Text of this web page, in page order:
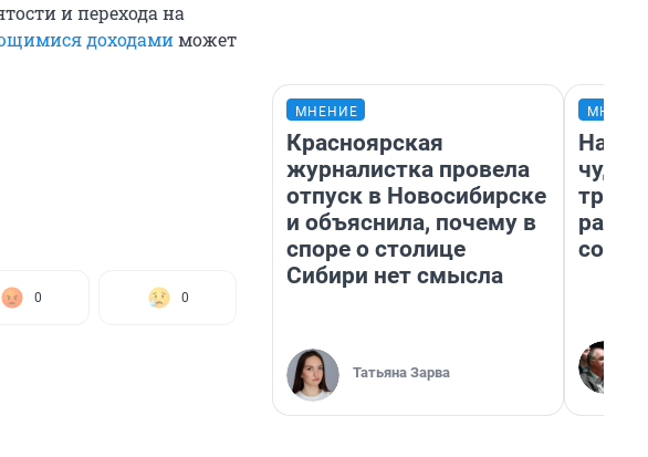
и перехода на
доходамиможет
0 0
МНЕНИЕ
Красноярская
журналистка провела
отпуск в Новосибирске
и объяснила, почему в
споре о столице
Сибири нет смысла
Татьяна Зарва